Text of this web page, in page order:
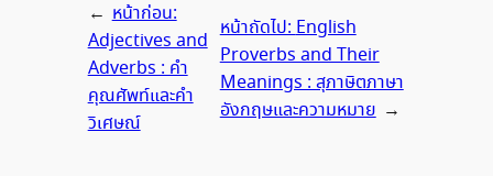
← หน้าก่อน:
Adjectives and
Adverbs : คำ
คุณศัพท์และคำ
วิเศษณ์
หน้าถัดไป:English
Proverbs and Their
Meanings : สุภาษิตภาษา
อังกฤษและความหมาย →